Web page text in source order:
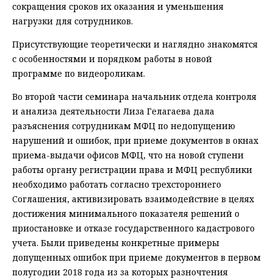
сокращения сроков их оказания и уменьшения
нагрузки для сотрудников.
Присутствующие теоретически и наглядно знакомятся
с особенностями и порядком работы в новой
программе по видеороликам.
Во второй части семинара начальник отдела контроля
и анализа деятельности Лиза Гелагаева дала
разъяснения сотрудникам МФЦ по недопущению
нарушений и ошибок, при приеме документов в окнах
приема-выдачи офисов МФЦ, что на новой ступени
работы органу регистрации права и МФЦ республики
необходимо работать согласно трехстороннего
Соглашения, активизировать взаимодействие в целях
достижения минимального показателя решений о
приостановке и отказе государственного кадастрового
учета. Были приведены конкретные примеры
допущенных ошибок при приеме документов в первом
полугодии 2018 года из за которых разночтения